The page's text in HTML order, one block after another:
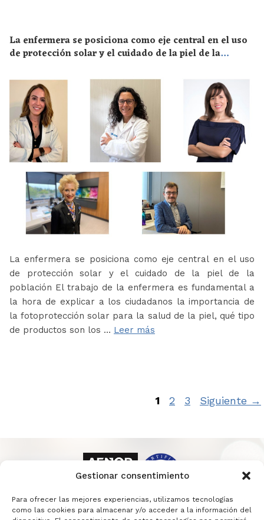
Gestionar consentimiento
Para ofrecer las mejores experiencias, utilizamos tecnologías
como las cookies para almacenar y/o acceder a la información del
La enfermera se posiciona como eje central en el uso
de protección solar y el cuidado de la piel de la
La enfermera se posiciona como eje central en el uso
de protección solar y el cuidado de la piel de la
población El trabajo de la enfermera es fundamental a
la hora de explicar a los ciudadanos la importancia de
la fotoprotección solar para la salud de la piel, qué tipo
de productos son los … Leer más
Página
1 Página
2 Página
3 Siguiente →